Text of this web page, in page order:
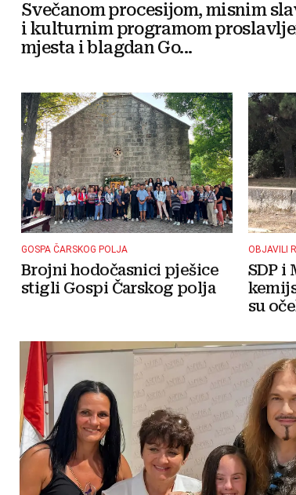
Svečanom procesijom, misnim
i kulturnim programom
mjesta i blagdan Go...
GOSPA ČARSKOG POLJA
Brojni hodočasnici pješice
stigli Gospi Čarskog polja
OBJAVILI
SDP i
su